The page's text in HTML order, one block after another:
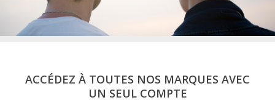
ACCÉDEZ À TOUTES NOS MARQUES AVEC
UN SEUL COMPTE